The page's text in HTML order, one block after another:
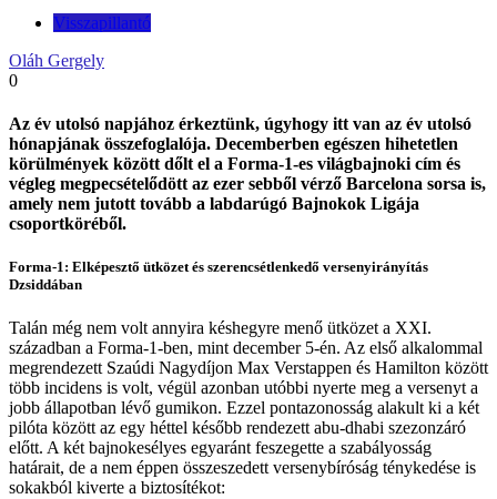
Visszapillantó
Oláh Gergely
0
Az év utolsó napjához érkeztünk, úgyhogy itt van az év utolsó
hónapjának összefoglalója. Decemberben egészen hihetetlen
körülmények között dőlt el a Forma-1-es világbajnoki cím és
végleg megpecsételődött az ezer sebből vérző Barcelona sorsa is,
amely nem jutott tovább a labdarúgó Bajnokok Ligája
csoportköréből.
Forma-1: Elképesztő ütközet és szerencsétlenkedő versenyirányítás
Dzsiddában
Talán még nem volt annyira késhegyre menő ütközet a XXI.
században a Forma-1-ben, mint december 5-én. Az első alkalommal
megrendezett Szaúdi Nagydíjon Max Verstappen és Hamilton között
több incidens is volt, végül azonban utóbbi nyerte meg a versenyt a
jobb állapotban lévő gumikon. Ezzel pontazonosság alakult ki a két
pilóta között az egy héttel később rendezett abu-dhabi szezonzáró
előtt. A két bajnokesélyes egyaránt feszegette a szabályosság
határait, de a nem éppen összeszedett versenybíróság ténykedése is
sokakból kiverte a biztosítékot: